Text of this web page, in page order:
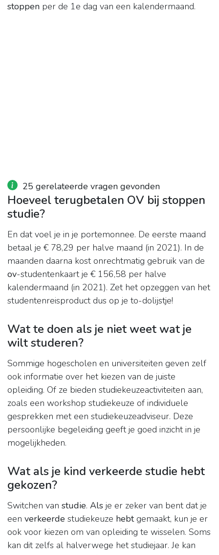
stoppen per de 1e dag van een kalendermaand.
25 gerelateerde vragen gevonden
Hoeveel terugbetalen OV bij stoppen
studie?
En dat voel je in je portemonnee. De eerste maand
betaal je € 78,29 per halve maand (in 2021). In de
maanden daarna kost onrechtmatig gebruik van de
ov-studentenkaart je € 156,58 per halve
kalendermaand (in 2021). Zet het opzeggen van het
studentenreisproduct dus op je to-dolijstje!
Wat te doen als je niet weet wat je
wilt studeren?
Sommige hogescholen en universiteiten geven zelf
ook informatie over het kiezen van de juiste
opleiding. Of ze bieden studiekeuzeactiviteiten aan,
zoals een workshop studiekeuze of individuele
gesprekken met een studiekeuzeadviseur. Deze
persoonlijke begeleiding geeft je goed inzicht in je
mogelijkheden.
Wat als je kind verkeerde studie hebt
gekozen?
Switchen van studie. Als je er zeker van bent dat je
een verkeerde studiekeuze hebtgemaakt, kun je er
ook voor kiezen om van opleiding te wisselen. Soms
kan dit zelfs al halverwege het studiejaar. Je kan